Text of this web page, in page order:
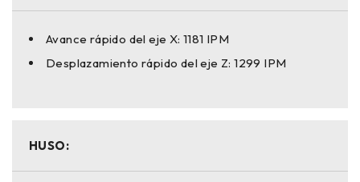
Avance rápido del eje X: 1181 IPM
Desplazamiento rápido del eje Z: 1299 IPM
HUSO: